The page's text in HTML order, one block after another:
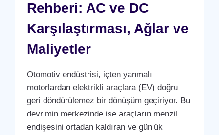
Rehberi: AC ve DC
Karşılaştırması, Ağlar ve
Maliyetler
Otomotiv endüstrisi, içten yanmalı
motorlardan elektrikli araçlara (EV) doğru
geri döndürülemez bir dönüşüm geçiriyor. Bu
devrimin merkezinde ise araçların menzil
endişesini ortadan kaldıran ve günlük